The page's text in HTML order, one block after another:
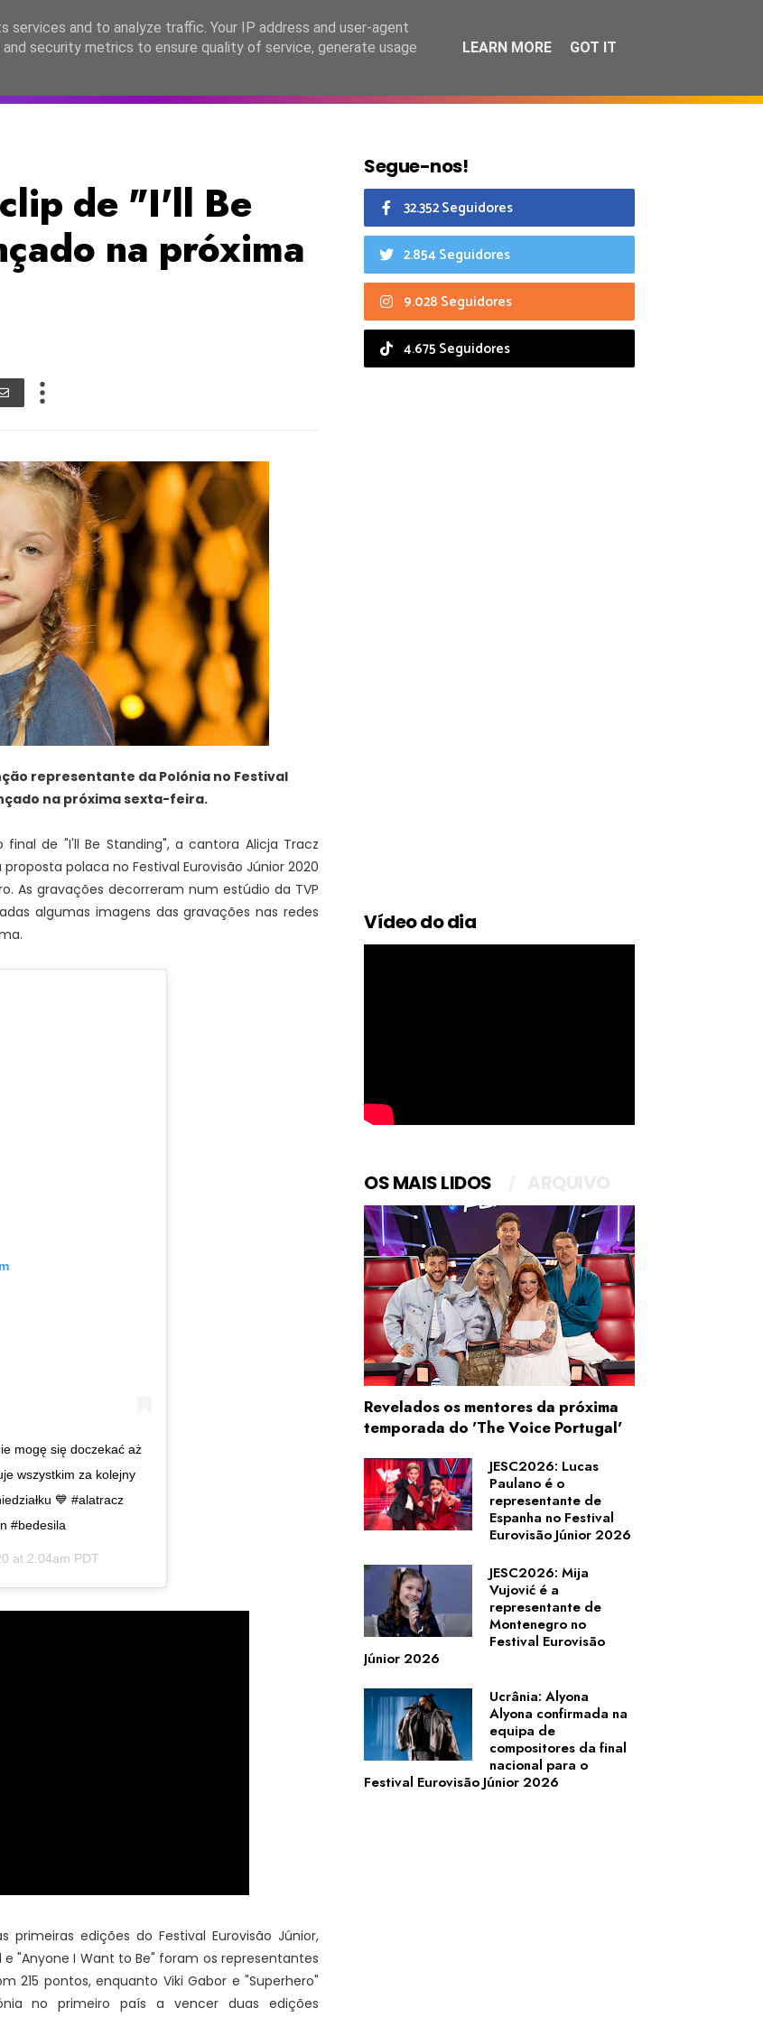
EASC2026 PORTUGAL LANÇAMENTOS ESPECIAIS CALENDÁRIO
de "I'll Be
na próxima
representante da Polónia no Festival
na próxima sexta-feira.
de "I'll Be Standing", a cantora Alicja Tracz
polaca no Festival Eurovisão Júnior 2020
As gravações decorreram num estúdio da TVP
algumas imagens das gravações nas redes
mogę się doczekać aż
wszystkim za kolejny
💙 #alatracz
#bedesila
at 2:04am PDT
edições do Festival Eurovisão Júnior,
"Anyone I Want to Be" foram os representantes
215 pontos, enquanto Viki Gabor e "Superhero"
no primeiro país a vencer duas edições
Segue-nos!
32.352 Seguidores
2.854 Seguidores
9.028 Seguidores
4.675 Seguidores
Vídeo do dia
OS MAIS LIDOS
Revelados os mentores da próxima
temporada do 'The Voice Portugal'
JESC2026: Lucas
Paulano é o
representante de
Espanha no Festival
Eurovisão Júnior 2026
JESC2026: Mija
Vujović é a
representante de
Montenegro no
Festival Eurovisão
Júnior 2026
Ucrânia: Alyona
Alyona confirmada na
equipa de
compositores da final
nacional para o
Festival Eurovisão Júnior 2026
and to analyze traffic. Your IP address and user-agent
security metrics to ensure quality of service, generate usage
LEARN MORE GOT IT